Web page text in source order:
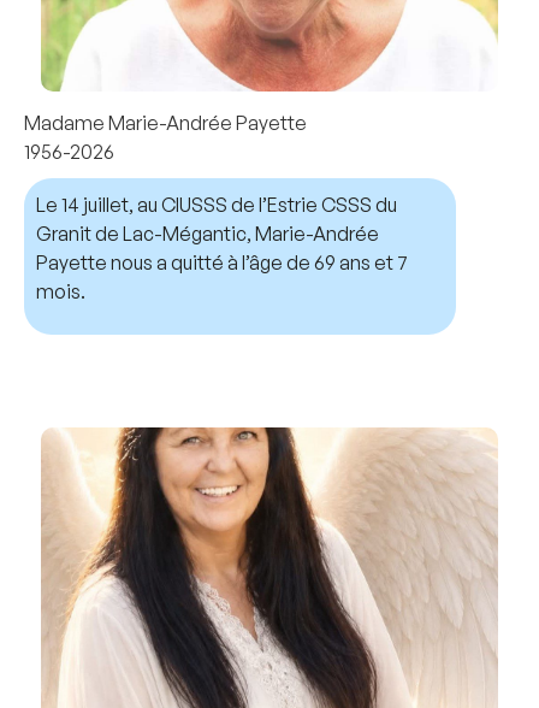
Madame Marie-Andrée Payette
1956-2026
Le 14 juillet, au CIUSSS de l’Estrie CSSS du
Granit de Lac-Mégantic, Marie-Andrée
Payette nous a quitté à l’âge de 69 ans et 7
mois.